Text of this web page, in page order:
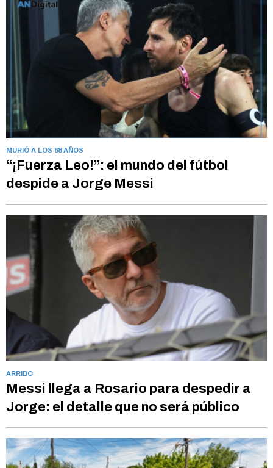
MURIÓ A LOS 68 AÑOS
“¡Fuerza Leo!”: el mundo del fútbol
despide a Jorge Messi
ARRIBO
Messi llega a Rosario para despedir a
Jorge: el detalle que no será público